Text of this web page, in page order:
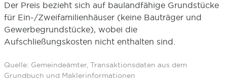
Der Preis bezieht sich auf baulandfähige Grundstücke
für Ein-/Zweifamilienhäuser (keine Bauträger und
Gewerbegrundstücke), wobei die
Aufschließungskosten nicht enthalten sind.
Quelle: Gemeindeämter, Transaktionsdaten aus dem
Grundbuch und Maklerinformationen